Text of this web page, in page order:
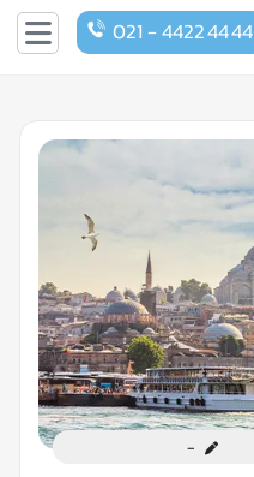
021 - 4422 44 44
-